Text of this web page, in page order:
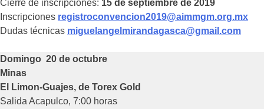
Cierre de inscripciones: 15 de septiembre de 2019
Inscripciones registroconvencion2019@aimmgm.org.mx
Dudas técnicas miguelangelmirandagasca@gmail.com
Domingo 20 de octubre
Minas
El Limon-Guajes, de Torex Gold
Salida Acapulco, 7:00 horas